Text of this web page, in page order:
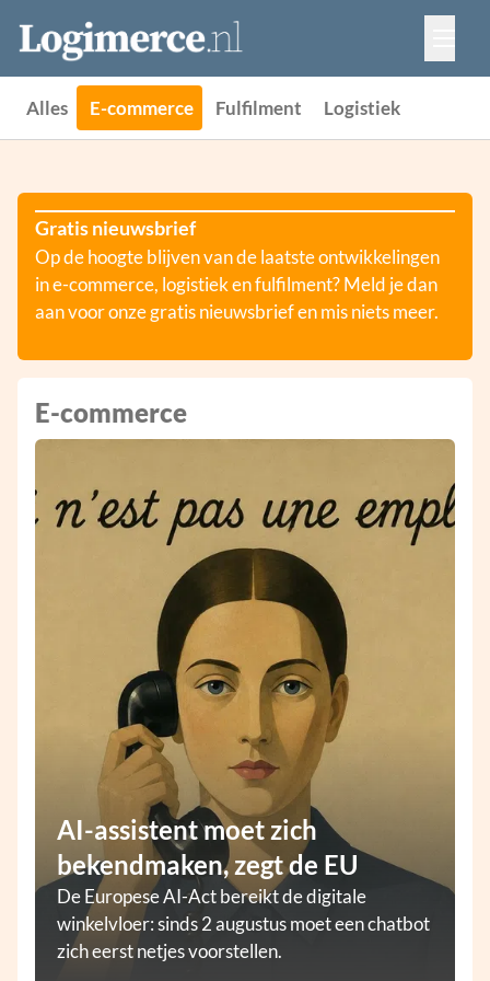
Vacatures
Events
Adverteren
Partners
Alles E-commerce Fulfilment Logistiek
Gratis nieuwsbrief
Op de hoogte blijven van de laatste ontwikkelingen
in e-commerce, logistiek en fulfilment? Meld je dan
aan voor onze gratis nieuwsbrief en mis niets meer.
E-commerce
AI-assistent moet zich
bekendmaken, zegt de EU
De Europese AI-Act bereikt de digitale
winkelvloer: sinds 2 augustus moet een chatbot
zich eerst netjes voorstellen.